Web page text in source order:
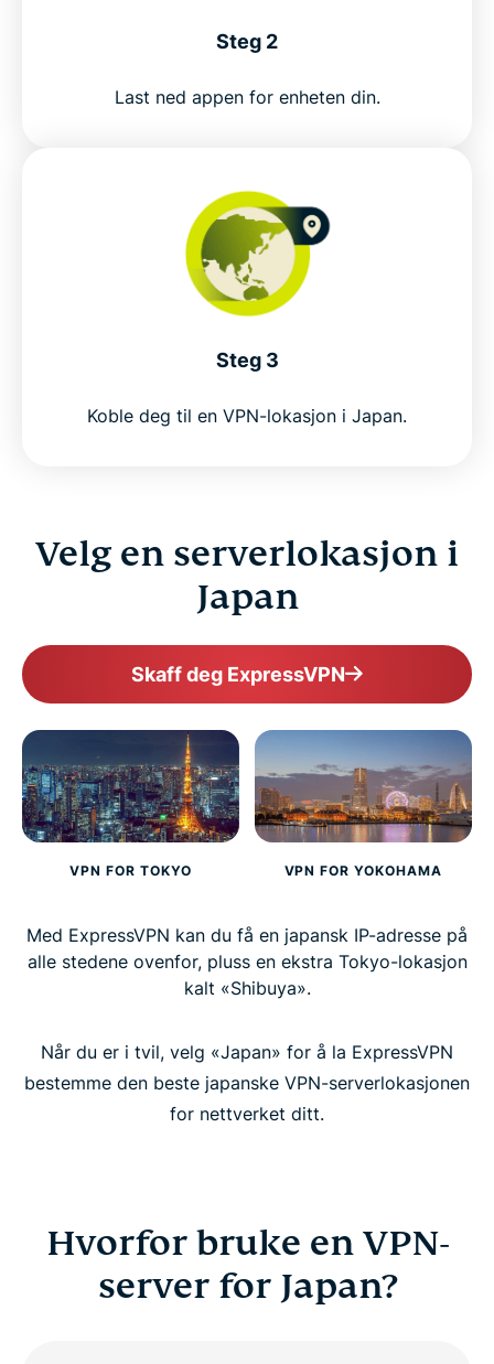
Why use a Japan VPN?
Why choose ExpressVPN for Japan?
ExpressVPN vs. free VPNs in Japan
Japan server locations
Why millions choose ExpressVPN
ExpressVPN for all countries
Get ExpressVPN for Japan risk-free
Steg 2
Last ned appen for enheten din.
Steg 3
Koble deg til en VPN-lokasjon i Japan.
Velg en serverlokasjon i
Japan
Skaff deg ExpressVPN
VPN FOR TOKYO VPN FOR YOKOHAMA
Med ExpressVPN kan du få en japansk IP-adresse på
alle stedene ovenfor, pluss en ekstra Tokyo-lokasjon
kalt «Shibuya».
Når du er i tvil, velg «Japan» for å la ExpressVPN
bestemme den beste japanske VPN-serverlokasjonen
for nettverket ditt.
Hvorfor bruke en VPN-
server for Japan?